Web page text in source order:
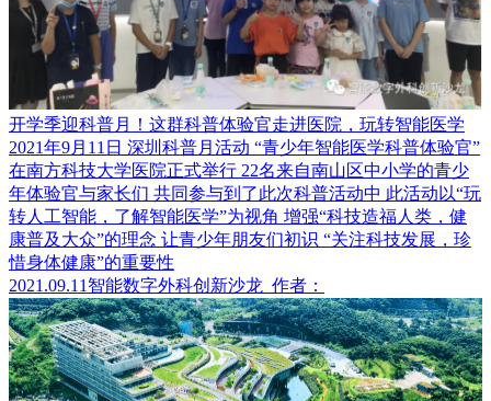
开学季迎科普月！这群科普体验官走进医院，玩转智能医学
2021年9月11日 深圳科普月活动 “青少年智能医学科普体验官”
在南方科技大学医院正式举行 22名来自南山区中小学的青少
年体验官与家长们 共同参与到了此次科普活动中 此活动以“玩
转人工智能，了解智能医学”为视角 增强“科技造福人类，健
康普及大众”的理念 让青少年朋友们初识 “关注科技发展，珍
惜身体健康”的重要性
2021.09.11 智能数字外科创新沙龙 作者：